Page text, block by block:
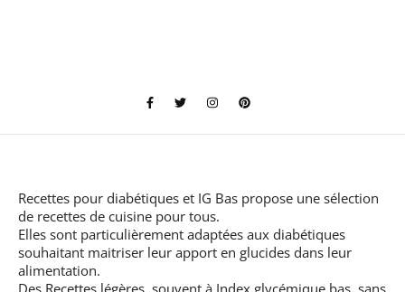
Recettes pour diabétiques et IG Bas propose une sélection
de recettes de cuisine pour tous.
Elles sont particulièrement adaptées aux diabétiques
souhaitant maitriser leur apport en glucides dans leur
alimentation.
Des Recettes légères, souvent à Index glycémique bas, sans